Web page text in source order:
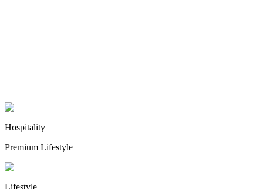
Hospitality
Premium Lifestyle
Lifestyle